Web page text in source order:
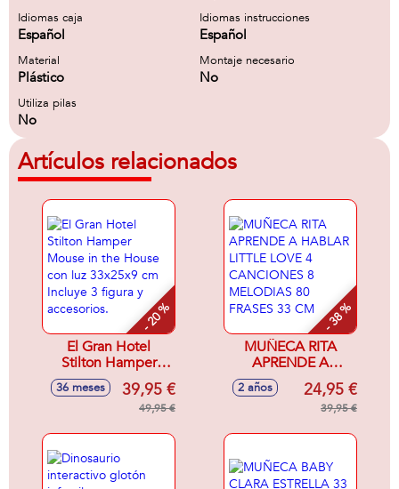
Idiomas caja
Español
Idiomas instrucciones
Español
Material
Plástico
Montaje necesario
No
Utiliza pilas
No
Artículos relacionados
- 20 %
El Gran Hotel
Stilton Hamper
Mouse in the
House con luz
33x25x9 cm
36 meses 39,95 €
49,95 €
- 38 %
MUÑECA RITA
APRENDE A
HABLAR LITTLE
LOVE 4
CANCIONES 8
2 años 24,95 €
39,95 €